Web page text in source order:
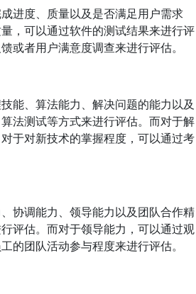
进度、质量以及是否满足用户需求
，可以通过软件的测试结果来进行评
或者用户满意度调查来进行评估。
能、算法能力、解决问题的能力以及
法测试等方式来进行评估。而对于解
于对新技术的掌握程度，可以通过考
协调能力、领导能力以及团队合作精
评估。而对于领导能力，可以通过观
的团队活动参与程度来进行评估。